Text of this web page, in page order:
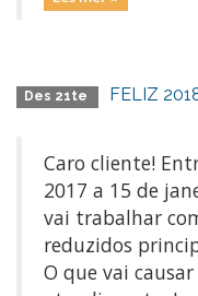
Des 21te FELIZ
Caro cliente!
2017 a 15 de
vai trabalhar
reduzidos
O que vai